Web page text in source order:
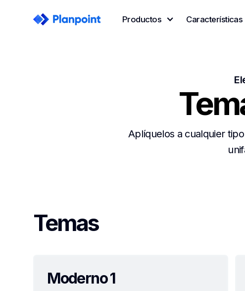
Productos Características
Aplíquelos a cualquier
Temas
Moderno 1